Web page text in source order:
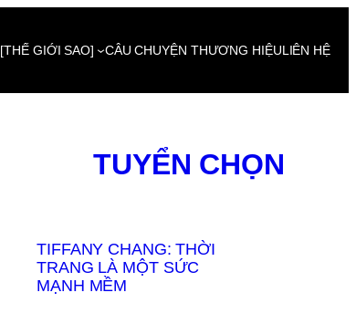
[THẾ GIỚI SAO] CÂU CHUYỆN THƯƠNG HIỆULIÊN HỆ
TUYỂN CHỌN
TIFFANY CHANG: THỜI
TRANG LÀ MỘT SỨC
MẠNH MỀM